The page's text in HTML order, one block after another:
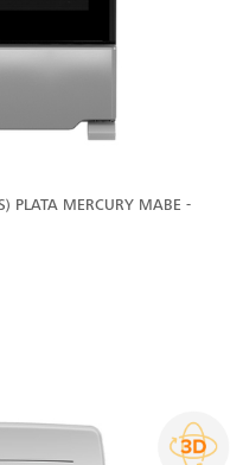
PLATA MERCURY MABE -